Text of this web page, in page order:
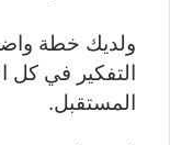
ولديك خطة
التفكير في كل
المستقبل.